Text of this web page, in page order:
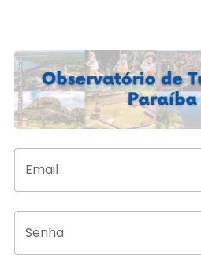
Email
Senha